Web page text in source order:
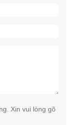
Xin vui lòng gõ